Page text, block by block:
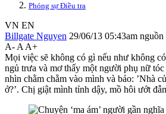
Phóng sự Điều tra
VN EN
Billgate Nguyen 29/06/13 05:43am nguồn
A- A A+
Mọi việc sẽ không có gì nếu như không
ngủ trưa và mơ thấy một người phụ nữ
nhìn chằm chằm vào mình và bảo: ’Nhà
ở?’. Chị giật mình tỉnh dậy, mồ hôi ướt